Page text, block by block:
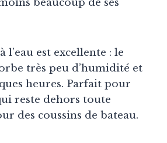
beaucoup de ses
l’eau est excellente : le
très peu d’humidité et
heures. Parfait pour
reste dehors toute
des coussins de bateau.